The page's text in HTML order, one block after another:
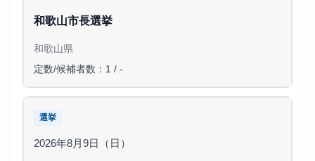
和歌山市長選挙
和歌山県
定数/候補者数：1 / -
選挙
2026年8月9日（日）